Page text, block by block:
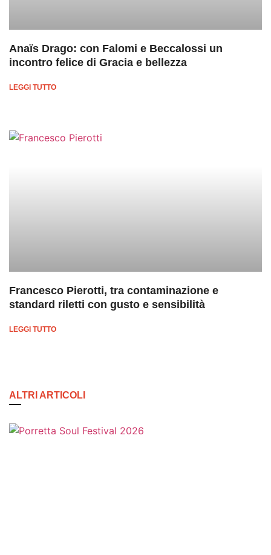
Anaïs Drago: con Falomi e Beccalossi un
incontro felice di Gracia e bellezza
LEGGI TUTTO
Francesco Pierotti, tra contaminazione e
standard riletti con gusto e sensibilità
LEGGI TUTTO
ALTRI ARTICOLI